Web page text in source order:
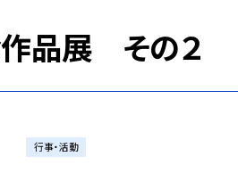
品展 その２
行事・活動